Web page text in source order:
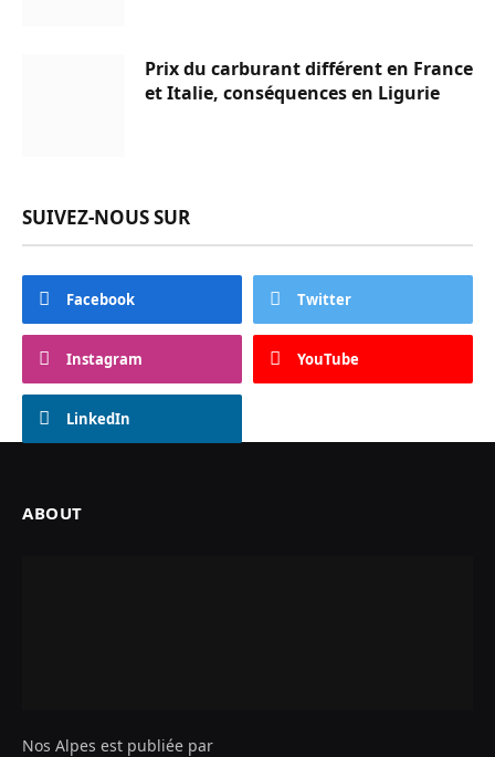
Prix du carburant différent en France
et Italie, conséquences en Ligurie
SUIVEZ-NOUS SUR
Facebook Twitter
Instagram YouTube
LinkedIn
ABOUT
Nos Alpes est publiée par